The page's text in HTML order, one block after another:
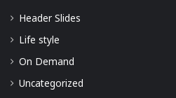
Header Slides
Life style
On Demand
Uncategorized